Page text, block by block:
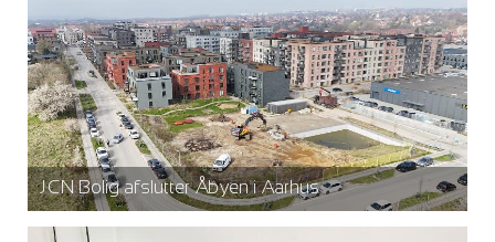
JCN Bolig afslutter Åbyen i Aarhus